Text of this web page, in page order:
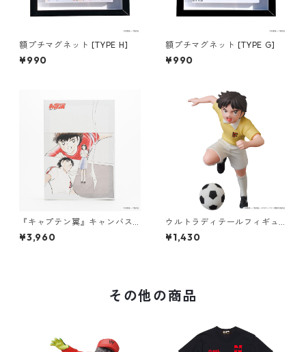
額プチマグネット [TYPE H]
¥990
額プチマグネット [TYPE G]
¥990
『キャプテン翼』キャンバス
パネル（026）
¥3,960
ウルトラディテールフィギュ
ア No.626 UDF キャプテン翼
[松山光]
¥1,430
その他の商品